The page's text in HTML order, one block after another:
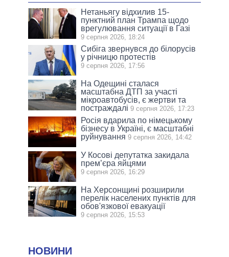
Нетаньягу відхилив 15-
пунктний план Трампа щодо
врегулювання ситуації в Газі
9 серпня 2026, 18:24
Сибіга звернувся до білорусів
у річницю протестів
9 серпня 2026, 17:56
На Одещині сталася
масштабна ДТП за участі
мікроавтобусів, є жертви та
постраждалі 9 серпня 2026, 17:23
Росія вдарила по німецькому
бізнесу в Україні, є масштабні
руйнування 9 серпня 2026, 14:42
У Косові депутатка закидала
прем’єра яйцями
9 серпня 2026, 16:29
На Херсонщині розширили
перелік населених пунктів для
обов'язкової евакуації
9 серпня 2026, 15:53
НОВИНИ